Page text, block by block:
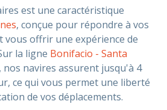
est une caractéristique
, conçue pour répondre à vos
vous offrir une expérience de
la ligne Bonifacio - Santa
nos navires assurent jusqu'à 4
ce qui vous permet une liberté
de vos déplacements.